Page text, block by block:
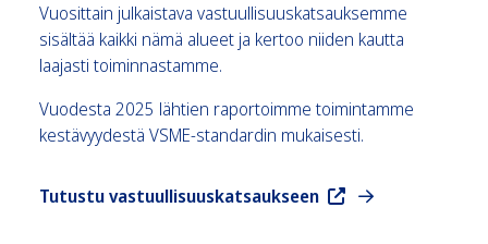
Vuosittain julkaistava vastuullisuuskatsauksemme
sisältää kaikki nämä alueet ja kertoo niiden kautta
laajasti toiminnastamme.
Vuodesta 2025 lähtien raportoimme toimintamme
kestävyydestä VSME-standardin mukaisesti.
Tutustu vastuullisuuskatsaukseen